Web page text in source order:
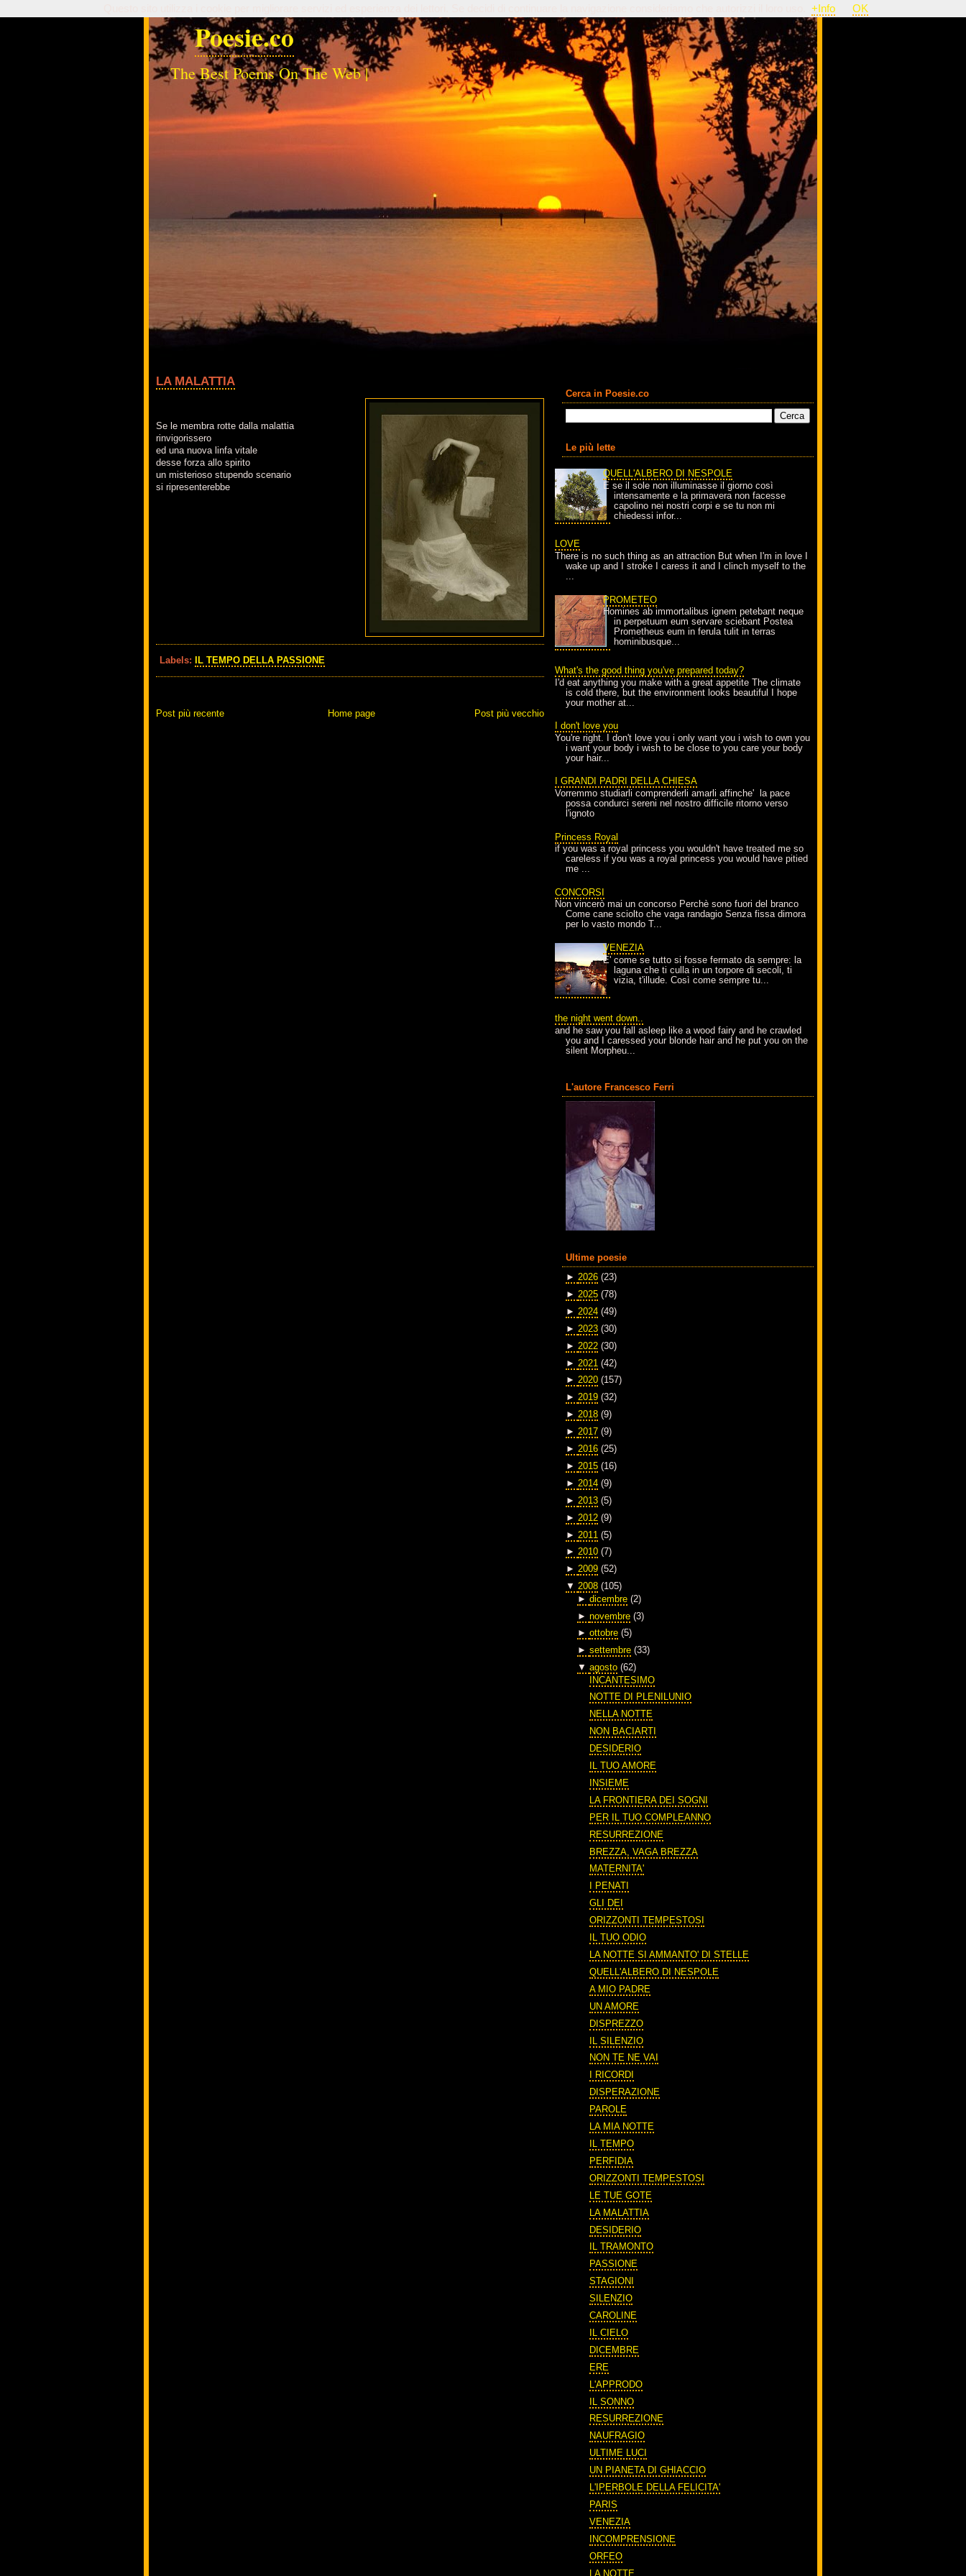
Poesie.co
The Best Poems On The Web |
LA MALATTIA
Se le membra rotte dalla malattia
rinvigorissero
ed una nuova linfa vitale
desse forza allo spirito
un misterioso stupendo scenario
si ripresenterebbe
Labels: IL TEMPO DELLA PASSIONE
Post più recente Post più vecchio
Home page
Cerca in Poesie.co
Le più lette
QUELL'ALBERO DI NESPOLE
E se il sole non illuminasse il giorno così
intensamente e la primavera non facesse
capolino nei nostri corpi e se tu non mi
chiedessi infor...
LOVE
There is no such thing as an attraction But when I'm in love I
wake up and I stroke I caress it and I clinch myself to the
...
PROMETEO
Homines ab immortalibus ignem petebant neque
in perpetuum eum servare sciebant Postea
Prometheus eum in ferula tulit in terras
hominibusque...
What's the good thing you've prepared today?
I'd eat anything you make with a great appetite The climate
is cold there, but the environment looks beautiful I hope
your mother at...
I don't love you
You're right. I don't love you i only want you i wish to own you
i want your body i wish to be close to you care your body
your hair...
I GRANDI PADRI DELLA CHIESA
Vorremmo studiarli comprenderli amarli affinche' la pace
possa condurci sereni nel nostro difficile ritorno verso
l'ignoto
Princess Royal
if you was a royal princess you wouldn't have treated me so
careless if you was a royal princess you would have pitied
me ...
CONCORSI
Non vincerò mai un concorso Perchè sono fuori del branco
Come cane sciolto che vaga randagio Senza fissa dimora
per lo vasto mondo T...
VENEZIA
E' come se tutto si fosse fermato da sempre: la
laguna che ti culla in un torpore di secoli, ti
vizia, t'illude. Così come sempre tu...
the night went down..
and he saw you fall asleep like a wood fairy and he crawled
you and I caressed your blonde hair and he put you on the
silent Morpheu...
L'autore Francesco Ferri
Ultime poesie
► 2026 (23)
► 2025 (78)
► 2024 (49)
► 2023 (30)
► 2022 (30)
► 2021 (42)
► 2020 (157)
► 2019 (32)
► 2018 (9)
► 2017 (9)
► 2016 (25)
► 2015 (16)
► 2014 (9)
► 2013 (5)
► 2012 (9)
► 2011 (5)
► 2010 (7)
► 2009 (52)
▼ 2008 (105)
► dicembre (2)
► novembre (3)
► ottobre (5)
► settembre (33)
▼ agosto (62)
INCANTESIMO
NOTTE DI PLENILUNIO
NELLA NOTTE
NON BACIARTI
DESIDERIO
IL TUO AMORE
INSIEME
LA FRONTIERA DEI SOGNI
PER IL TUO COMPLEANNO
RESURREZIONE
BREZZA, VAGA BREZZA
MATERNITA'
I PENATI
GLI DEI
ORIZZONTI TEMPESTOSI
IL TUO ODIO
LA NOTTE SI AMMANTO' DI STELLE
QUELL'ALBERO DI NESPOLE
A MIO PADRE
UN AMORE
DISPREZZO
IL SILENZIO
NON TE NE VAI
I RICORDI
DISPERAZIONE
PAROLE
LA MIA NOTTE
IL TEMPO
PERFIDIA
ORIZZONTI TEMPESTOSI
LE TUE GOTE
LA MALATTIA
DESIDERIO
IL TRAMONTO
PASSIONE
STAGIONI
SILENZIO
CAROLINE
IL CIELO
DICEMBRE
ERE
L'APPRODO
IL SONNO
RESURREZIONE
NAUFRAGIO
ULTIME LUCI
UN PIANETA DI GHIACCIO
L'IPERBOLE DELLA FELICITA'
PARIS
VENEZIA
INCOMPRENSIONE
ORFEO
LA NOTTE
+Info OK